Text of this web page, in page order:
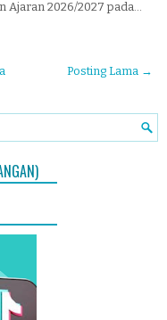
Ajaran 2026/2027 pada…
Posting Lama →